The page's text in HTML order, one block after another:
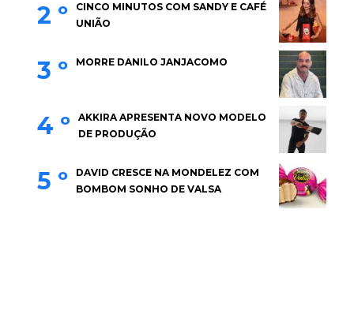
2 º
CINCO MINUTOS COM SANDY E CAFÉ
UNIÃO
3 º MORRE DANILO JANJACOMO
4 º
AKKIRA APRESENTA NOVO MODELO
DE PRODUÇÃO
5 º
DAVID CRESCE NA MONDELEZ COM
BOMBOM SONHO DE VALSA